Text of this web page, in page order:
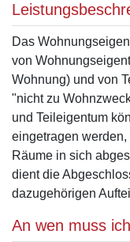
Das
von
Wohnung) und von
"nicht zu
und Teileigentum
eingetragen
Räume in sich
dient die
dazugehörigen
An wen muss